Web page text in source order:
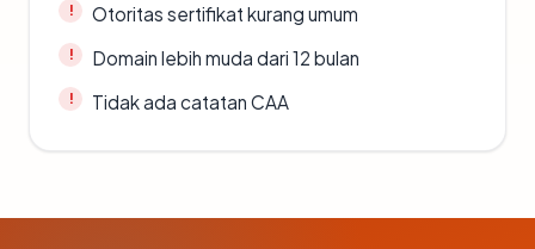
Otoritas sertifikat kurang umum
Domain lebih muda dari 12 bulan
Tidak ada catatan CAA